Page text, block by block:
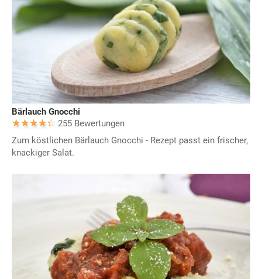
Bärlauch Gnocchi
255 Bewertungen
Zum köstlichen Bärlauch Gnocchi - Rezept passt ein frischer,
knackiger Salat.